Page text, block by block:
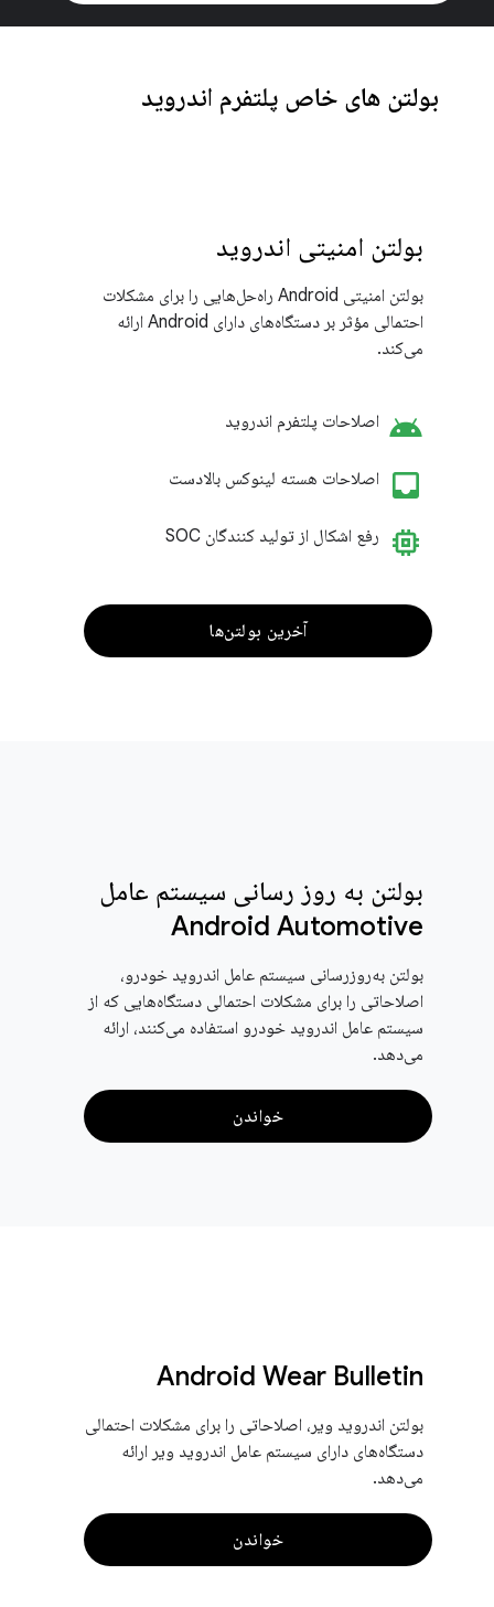
بولتن های خاص پلتفرم اندروید
بولتن امنیتی اندروید
بولتن امنیتی Android راه‌حل‌هایی را برای مشکلات
احتمالی مؤثر بر دستگاه‌های دارای Android ارائه
می‌کند.
android اصلاحات پلتفرم اندروید
اصلاحات هسته لینوکس بالادست
memory رفع اشکال از تولید کنندگان SOC
آخرین بولتن‌ها
بولتن به روز رسانی سیستم عامل
Android Automotive
بولتن به‌روزرسانی سیستم عامل اندروید خودرو،
اصلاحاتی را برای مشکلات احتمالی دستگاه‌هایی که از
سیستم عامل اندروید خودرو استفاده می‌کنند، ارائه
می‌دهد.
خواندن
Android Wear Bulletin
بولتن اندروید ویر، اصلاحاتی را برای مشکلات احتمالی
دستگاه‌های دارای سیستم عامل اندروید ویر ارائه
می‌دهد.
خواندن